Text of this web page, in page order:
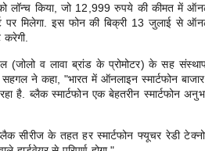
को लॉन्च किया, जो 12,999 रुपये की कीमत में
पर मिलेगा. इस फोन की बिक्री 13 जुलाई से
करेगी.
(जोलो व लावा ब्रांड के प्रोमोटर) के सह
ने कहा, "भारत में ऑनलाइन स्मार्टफोन
है. ब्लैक स्मार्टफोन एक बेहतरीन स्मार्टफोन
सीरीज के तहत हर स्मार्टफोन फ्यूचर रेडी